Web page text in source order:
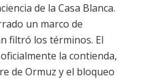
de la Casa Blanca.
un marco de
filtró los términos. El
la contienda,
de Ormuz y el bloqueo